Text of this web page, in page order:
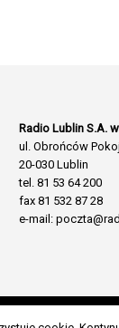
Radio Lublin S.A.
ul. Obrońców
20-030 Lublin
tel. 81 53 64 200
fax 81 532 87 28
e-mail: